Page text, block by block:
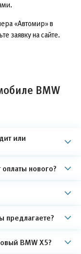
«Автомир» в
заявку на сайте.
BMW
или
нового?
предлагаете?
BMW X5?